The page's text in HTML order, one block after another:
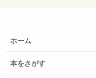
ホーム
本をさがす